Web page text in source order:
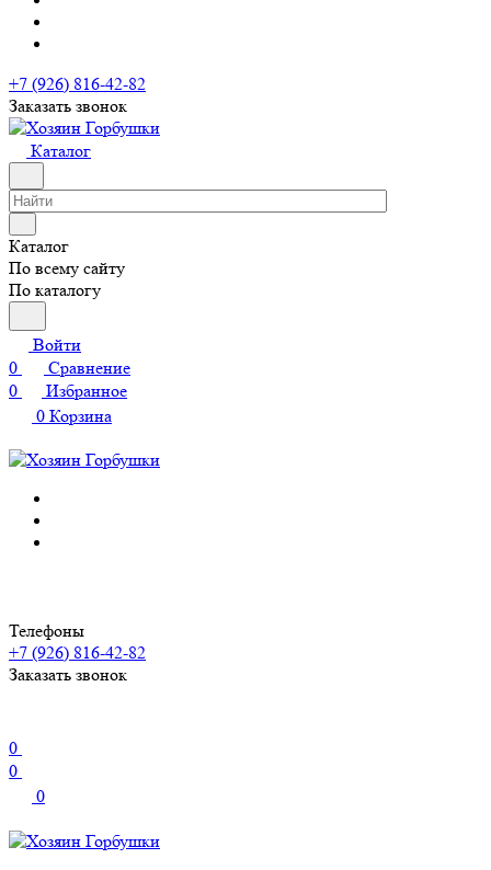
+7 (926) 816-42-82
Заказать звонок
Каталог
Каталог
По всему сайту
По каталогу
Войти
0
Сравнение
0
Избранное
0 Корзина
Телефоны
+7 (926) 816-42-82
Заказать звонок
0
0
0